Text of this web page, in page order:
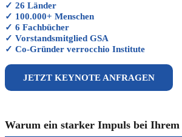
✓ 26 Länder
✓ 100.000+ Menschen
✓ 6 Fachbücher
✓ Vorstandsmitglied GSA
✓ Co-Gründer verrocchio Institute
JETZT KEYNOTE ANFRAGEN
Warum ein starker Impuls bei